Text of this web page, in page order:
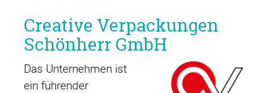
Creative Verpackungen
Schönherr GmbH
Das Unternehmen ist
ein führender